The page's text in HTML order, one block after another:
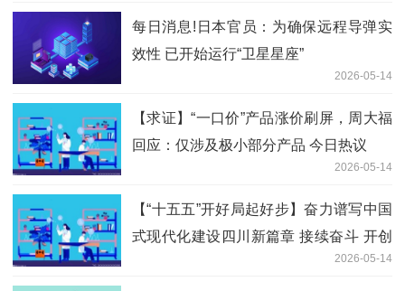
每日消息!日本官员：为确保远程导弹实
效性 已开始运行“卫星星座”
2026-05-14
【求证】“一口价”产品涨价刷屏，周大福
回应：仅涉及极小部分产品 今日热议
2026-05-14
【“十五五”开好局起好步】奋力谱写中国
式现代化建设四川新篇章 接续奋斗 开创
2026-05-14